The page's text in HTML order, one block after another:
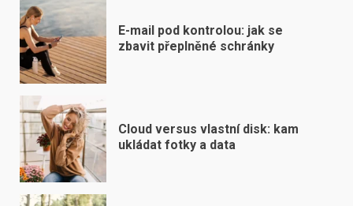
E-mail pod kontrolou: jak se
zbavit přeplněné schránky
Cloud versus vlastní disk: kam
ukládat fotky a data